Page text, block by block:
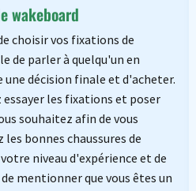
wakeboard
choisir vos fixations de
de parler à quelqu'un en
une décision finale et d'acheter.
essayer les fixations et poser
souhaitez afin de vous
les bonnes chaussures de
niveau d'expérience et de
mentionner que vous êtes un